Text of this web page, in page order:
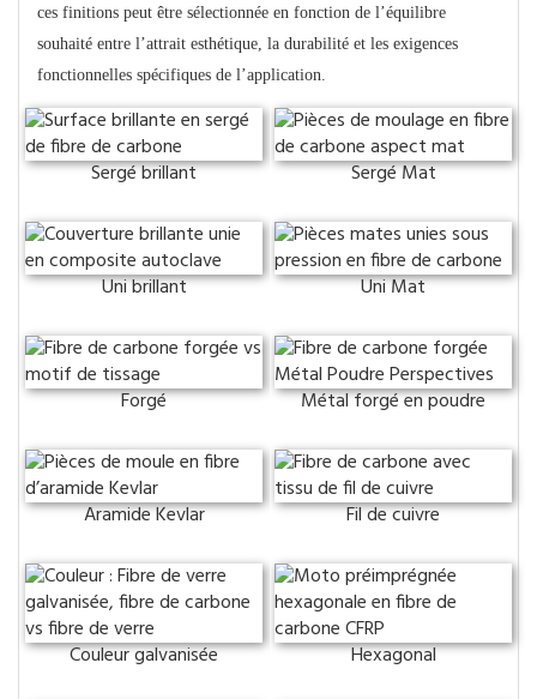
ces finitions peut être sélectionnée en fonction de l’équilibre
souhaité entre l’attrait esthétique, la durabilité et les exigences
fonctionnelles spécifiques de l’application.
Sergé brillant Sergé Mat
Uni brillant Uni Mat
Forgé Métal forgé en poudre
Aramide Kevlar Fil de cuivre
Couleur galvanisée Hexagonal